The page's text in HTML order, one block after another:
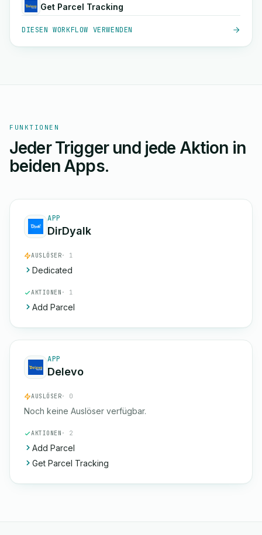
Get Parcel Tracking
DIESEN WORKFLOW VERWENDEN
FUNKTIONEN
Jeder Trigger und jede Aktion in
beiden Apps.
APP
DirDyalk
AUSLÖSER· 1
Dedicated
AKTIONEN · 1
Add Parcel
APP
Delevo
AUSLÖSER· 0
Noch keine Auslöser verfügbar.
AKTIONEN · 2
Add Parcel
Get Parcel Tracking